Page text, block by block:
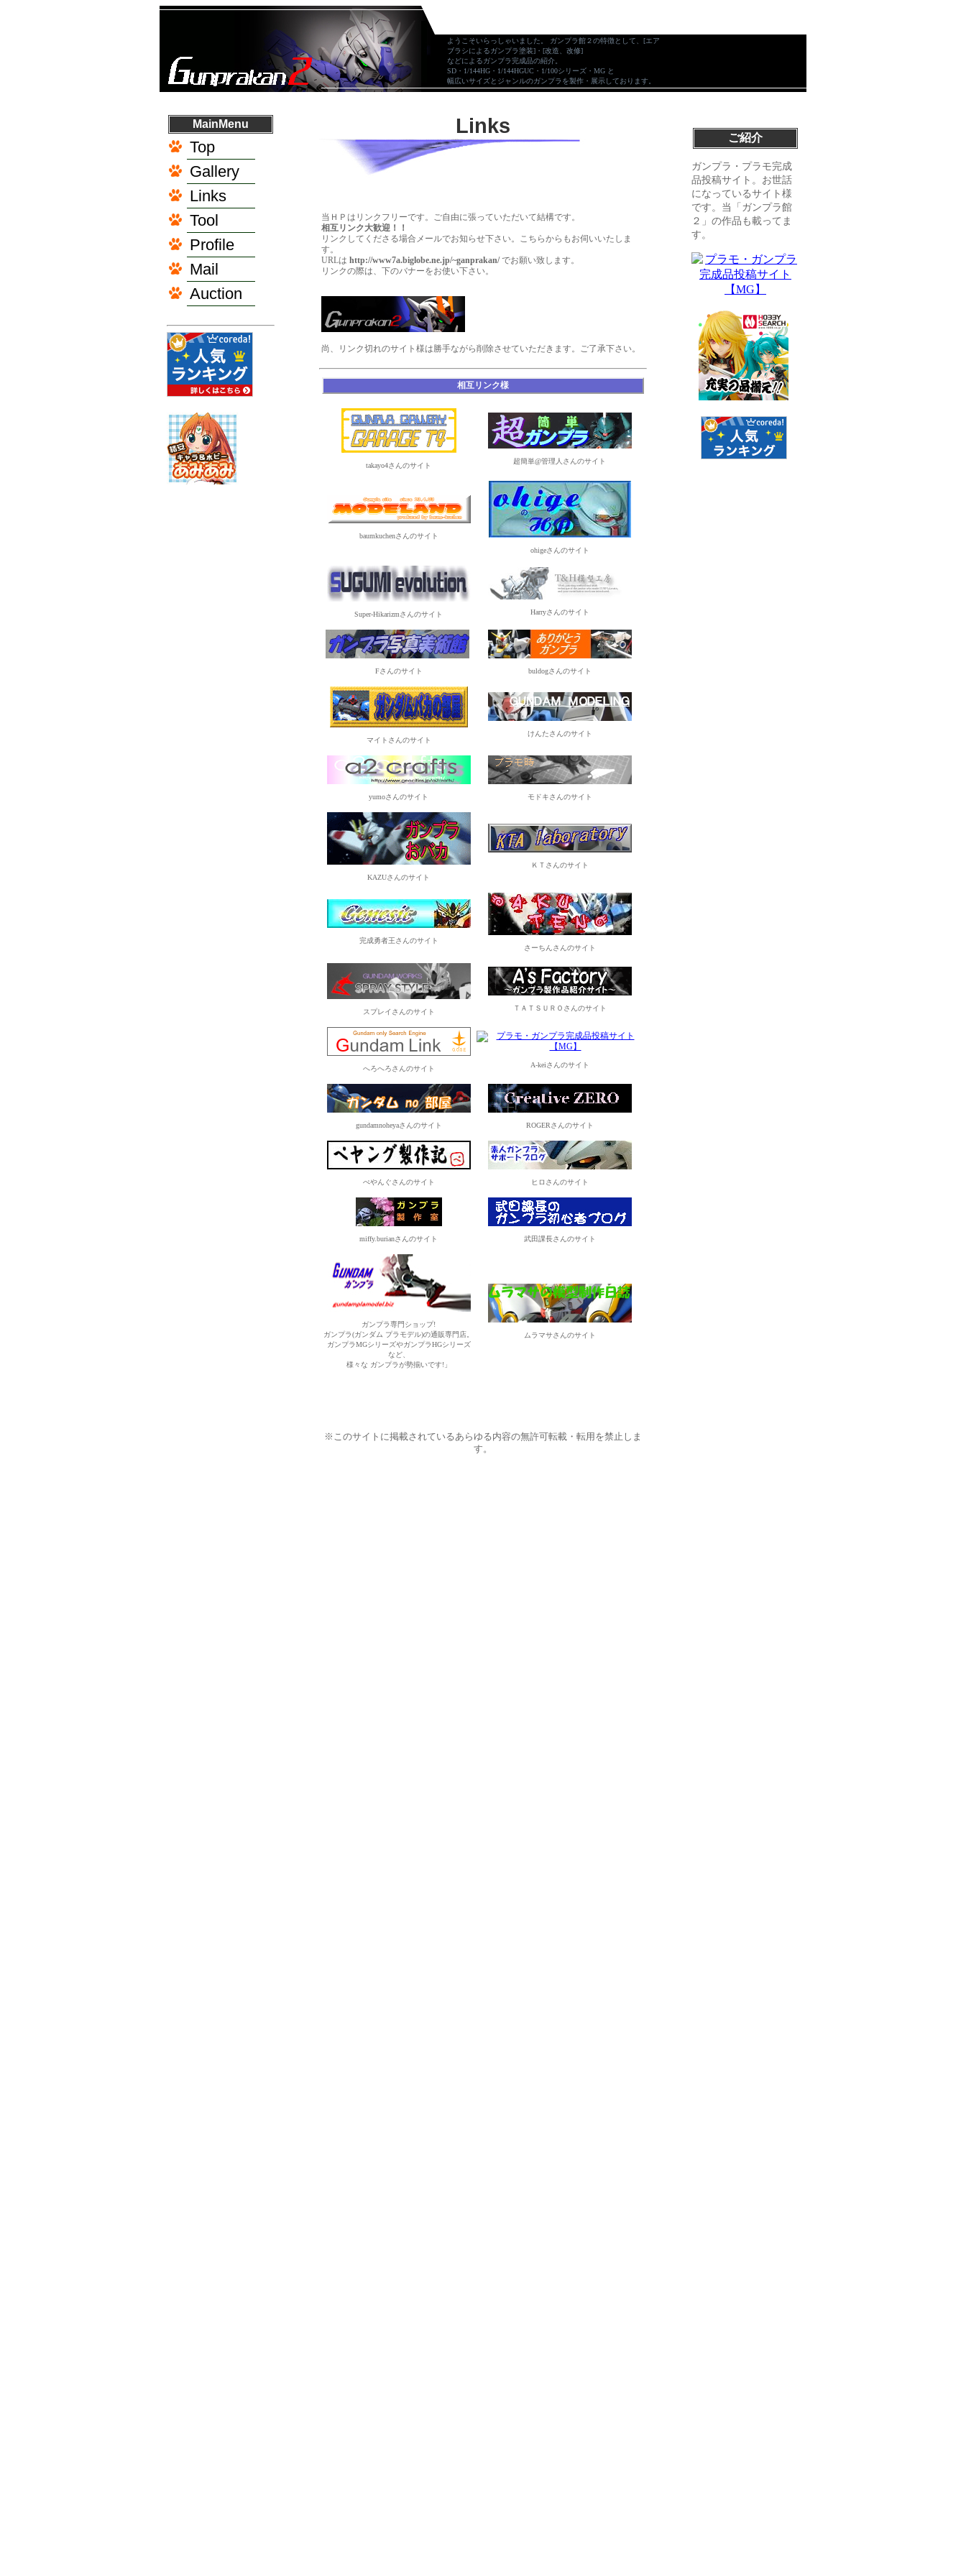
ようこそいらっしゃいました。 ガンプラ館２の特徴として、[エア
ブラシによるガンプラ塗装]・[改造、改修]
などによるガンプラ完成品の紹介。
SD・1/144HG・1/144HGUC・1/100シリーズ・MG と
幅広いサイズとジャンルのガンプラを製作・展示しております。
Links
当ＨＰはリンクフリーです。ご自由に張っていただいて結構です。
相互リンク大歓迎！！
リンクしてくださる場合メールでお知らせ下さい。こちらからもお伺いいたしま
す。
URLは http://www7a.biglobe.ne.jp/~ganprakan/でお願い致します。
リンクの際は、下のバナーをお使い下さい。
尚、リンク切れのサイト様は勝手ながら削除させていただきます。ご了承下さい。
相互リンク様
takayo4さんのサイト
超簡単@管理人さんのサイト
baumkuchenさんのサイト
ohigeさんのサイト
Super-Hikarizmさんのサイト Harryさんのサイト
Fさんのサイト buldogさんのサイト
マイトさんのサイト
けんたさんのサイト
yumoさんのサイト モドキさんのサイト
KAZUさんのサイト
ＫＴさんのサイト
完成勇者王さんのサイト
さーちんさんのサイト
スプレイさんのサイト ＴＡＴＳＵＲＯさんのサイト
へろへろさんのサイト A-keiさんのサイト
gundamnoheyaさんのサイト ROGERさんのサイト
ぺやんぐさんのサイト ヒロさんのサイト
miffy.burianさんのサイト 武田課長さんのサイト
ガンプラ専門ショップ!
ガンプラ(ガンダム プラモデル)の通販専門店。
ガンプラMGシリーズやガンプラHGシリーズ
など、
様々な ガンプラが勢揃いです!」
ムラマサさんのサイト
※このサイトに掲載されているあらゆる内容の無許可転載・転用を禁止しま
す。
MainMenu
Top
Gallery
Links
Tool
Profile
Mail
Auction
ご紹介
ガンプラ・プラモ完成
品投稿サイト。お世話
になっているサイト様
です。当「ガンプラ館
２」の作品も載ってま
す。